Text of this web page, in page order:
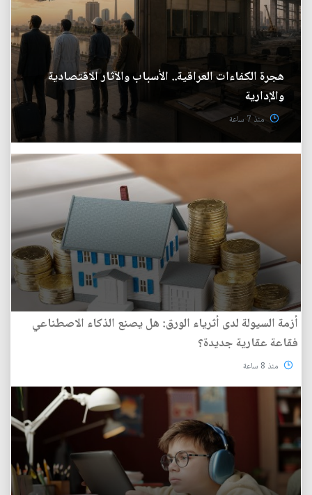
هجرة الكفاءات العراقية.. الأسباب والآثار الاقتصادية
والإدارية
منذ 7 ساعة
أزمة السيولة لدى أثرياء الورق: هل يصنع الذكاء الاصطناعي
فقاعة عقارية جديدة؟
منذ 8 ساعة